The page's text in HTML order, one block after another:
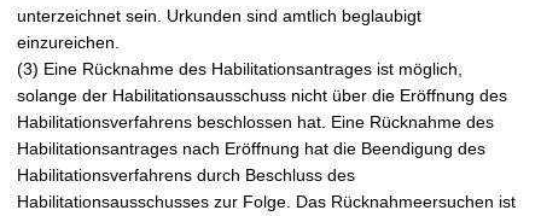
unterzeichnet sein. Urkunden sind amtlich beglaubigt
einzureichen.
(3) Eine Rücknahme des Habilitationsantrages ist möglich,
solange der Habilitationsausschuss nicht über die Eröffnung des
Habilitationsverfahrens beschlossen hat. Eine Rücknahme des
Habilitationsantrages nach Eröffnung hat die Beendigung des
Habilitationsverfahrens durch Beschluss des
Habilitationsausschusses zur Folge. Das Rücknahmeersuchen ist